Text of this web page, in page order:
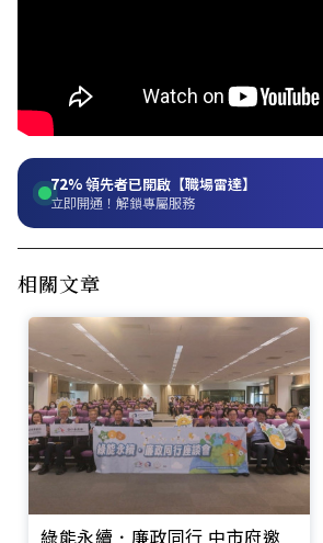
72%領先者已開啟【職場雷達】
立即開通！解鎖專屬服務
相關文章
綠能永續．廉政同行 中市府邀